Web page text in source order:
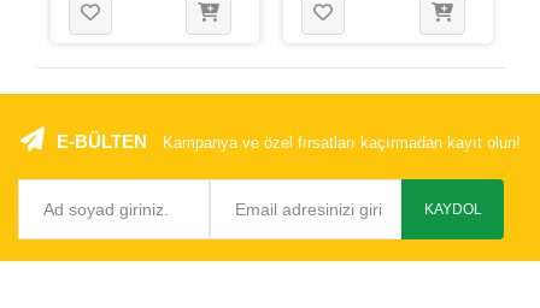
E-BÜLTEN Kampanya ve özel fırsatları kaçırmadan kayıt olun!
KAYDOL